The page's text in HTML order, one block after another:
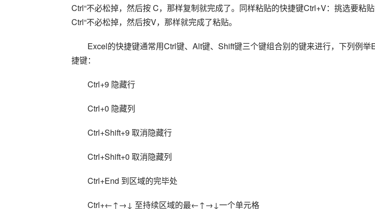
Ctrl“不必松掉，然后按 C，那样复制就完成了。同样粘贴的快捷键Ctrl+V：挑选要粘
Ctrl“不必松掉，然后按V，那样就完成了粘贴。
Excel的快捷键通常用Ctrl键、Alt键、Shift键三个键组合别的键来进行，下列例举
捷键：
Ctrl+9 隐藏行
Ctrl+0 隐藏列
Ctrl+Shift+9 取消隐藏行
Ctrl+Shift+0 取消隐藏列
Ctrl+End 到区域的完毕处
Ctrl+←↑→↓ 至持续区域的最←↑→↓一个单元格